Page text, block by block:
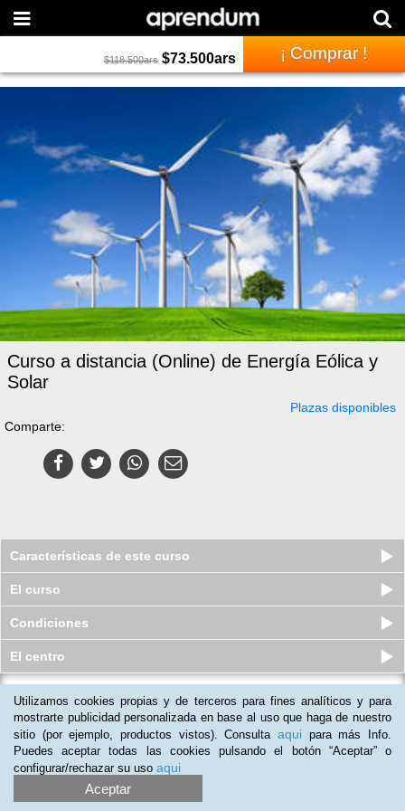
$118.500ars $73.500ars ¡ Comprar !
Curso a distancia (Online) de Energía Eólica y
Solar
Plazas disponibles
Comparte:
Características de este curso
El curso
Condiciones
El centro
Curso a distancia (Online) de
Diagnóstico de Averías y Manteni...
Plazas disponibles
$148.500ars $118.500ars
Utilizamos cookies propias y de terceros para fines analíticos y para
mostrarte publicidad personalizada en base al uso que haga de nuestro
sitio (por ejemplo, productos vistos). Consulta aqui para más Info.
Puedes aceptar todas las cookies pulsando el botón “Aceptar” o
configurar/rechazar su uso aqui
Aceptar